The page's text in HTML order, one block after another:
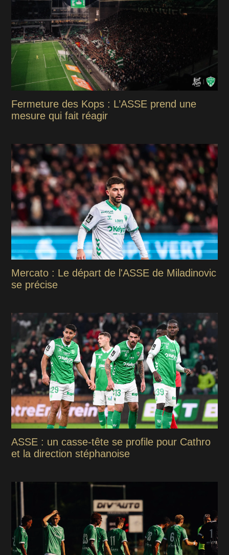
Fermeture des Kops : L’ASSE prend une
mesure qui fait réagir
Mercato : Le départ de l'ASSE de Miladinovic
se précise
ASSE : un casse-tête se profile pour Cathro
et la direction stéphanoise